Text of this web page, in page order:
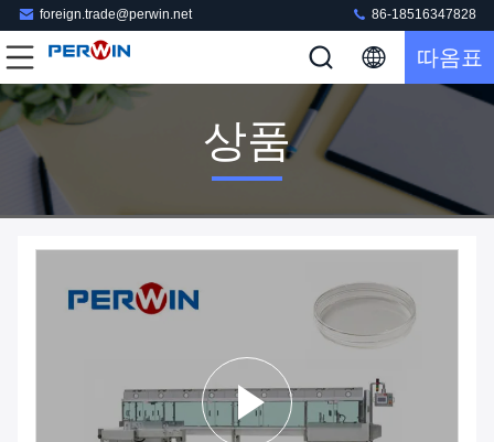
foreign.trade@perwin.net 86-18516347828
따옴표
상품